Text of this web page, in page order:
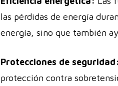
las pérdidas de energía
energía, sino que también
Protecciones de seguridad:
protección contra